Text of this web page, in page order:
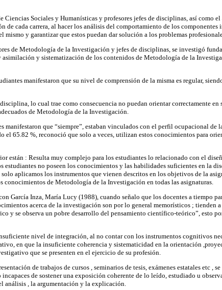
Ciencias Sociales y Humanísticas y profesores jefes de disciplinas, así como
cada carrera, al hacer los análisis del comportamiento de los
mismo y garantizar que estos puedan dar solución a los problemas
de Metodología de la Investigación y jefes de disciplinas, se investigó
asimilación y sistematización de los contenidos de Metodología de la
manifestaron que su nivel de comprensión de la misma es regular,
lo cual trae como consecuencia no puedan orientar correctamente
de Metodología de la Investigación.
que “siempre”, estaban vinculados con el perfil ocupacional de
65.82 %, reconoció que solo a veces, utilizan estos conocimientos para
están : Resulta muy complejo para los estudiantes lo relacionado con el
estudiantes no poseen los conocimientos y las habilidades suficientes en
aplicamos los instrumentos que vienen descritos en los objetivos de la
de Metodología de la Investigación en todas las asignaturas.
García Inza, María Lucy (1988), cuando señalo que los docentes a
acerca de la investigación son por lo general memorísticos ;
y se observa un pobre desarrollo del pensamiento científico-teórico”, esto
nivel de integración, al no contar con los instrumentos cognitivos
en que la insuficiente coherencia y sistematicidad en la orientación
que se presenten en el ejercicio de su profesión.
de trabajos de cursos , seminarios de tesis, exámenes estatales etc
de sostener una exposición coherente de lo leído, estudiado u
análisis , la argumentación y la explicación.